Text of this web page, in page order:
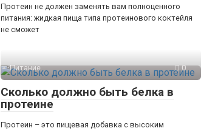
Протеин не должен заменять вам полноценного
питания: жидкая пища типа протеинового коктейля
не сможет
Питание 0
Сколько должно быть белка в
протеине
Протеин – это пищевая добавка с высоким